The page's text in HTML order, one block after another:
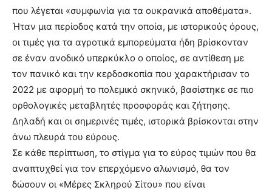
που λέγεται «συμφωνία για τα ουκρανικά αποθέματα».
Ήταν μια περίοδος κατά την οποία, με ιστορικούς όρους,
οι τιμές για τα αγροτικά εμπορεύματα ήδη βρίσκονταν
σε έναν ανοδικό υπερκύκλο ο οποίος, σε αντίθεση με
τον πανικό και την κερδοσκοπία που χαρακτήρισαν το
2022 με αφορμή το πολεμικό σκηνικό, βασίστηκε σε πιο
ορθολογικές μεταβλητές προσφοράς και ζήτησης.
Δηλαδή και οι σημερινές τιμές, ιστορικά βρίσκονται στην
άνω πλευρά του εύρους.
Σε κάθε περίπτωση, το στίγμα για το εύρος τιμών που θα
αναπτυχθεί για τον επερχόμενο αλωνισμό, θα τον
δώσουν οι «Μέρες Σκληρού Σίτου» που είναι